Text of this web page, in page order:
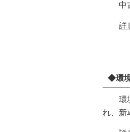
中古
詳
◆環
環境
れ、新